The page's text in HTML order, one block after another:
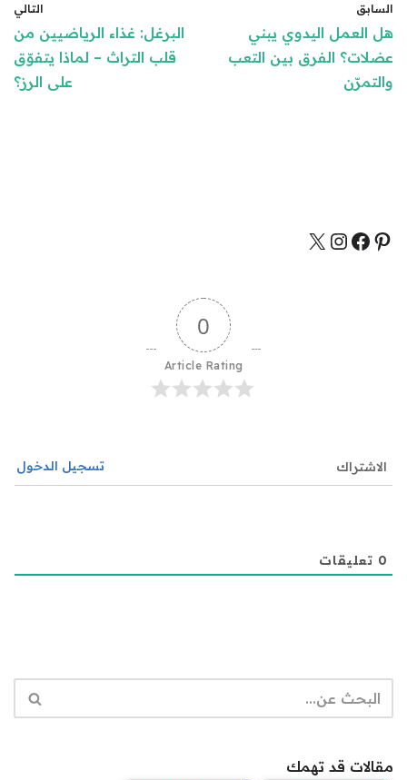
السابق
هل العمل اليدوي يبني
عضلات؟ الفرق بين التعب
والتمرّن
التالي
البرغل: غذاء الرياضيين من
قلب التراث – لماذا يتفوّق
على الرز؟
0
Article Rating
الاشتراك تسجيل الدخول
0 تعليقات
مقالات قد تهمك